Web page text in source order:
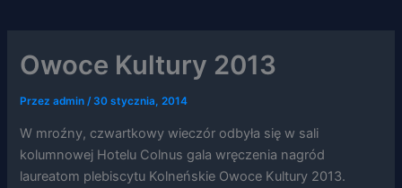
Owoce Kultury 2013
Przezadmin/ 30 stycznia, 2014
W mroźny, czwartkowy wieczór odbyła się w sali
kolumnowej Hotelu Colnus gala wręczenia nagród
laureatom plebiscytu Kolneńskie Owoce Kultury 2013.